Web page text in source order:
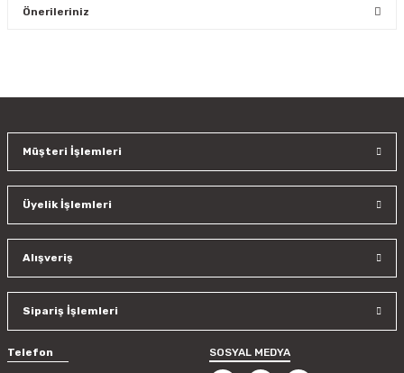
Önerileriniz
Ürün resmi kalitesiz, bozuk veya görüntülenemiyor.
Ürün bilgilerinde hatalar bulunuyor.
Bu ürüne benzer farklı alternatifler olmalı.
Müşteri İşlemleri
Üyelik İşlemleri
Alışveriş
Sipariş İşlemleri
Telefon SOSYAL MEDYA